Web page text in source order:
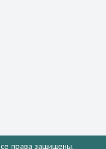
права защищены.